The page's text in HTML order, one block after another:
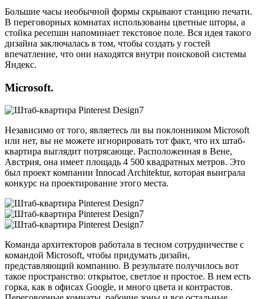
Большие часы необычной формы скрывают станцию печати.
В переговорных комнатах использованы цветные шторы, а
стойка ресепшн напоминает текстовое поле. Вся идея такого
дизайна заключалась в том, чтобы создать у гостей
впечатление, что они находятся внутри поисковой системы
Яндекс.
Microsoft.
Независимо от того, являетесь ли вы поклонником Microsoft
или нет, вы не можете игнорировать тот факт, что их штаб-
квартира выглядит потрясающе. Расположенная в Вене,
Австрия, она имеет площадь 4 500 квадратных метров. Это
был проект компании Innocad Architektur, которая выиграла
конкурс на проектирование этого места.
Команда архитекторов работала в тесном сотрудничестве с
командой Microsoft, чтобы придумать дизайн,
представляющий компанию. В результате получилось вот
такое пространство: открытое, светлое и простое. В нем есть
горка, как в офисах Google, и много цвета и контрастов.